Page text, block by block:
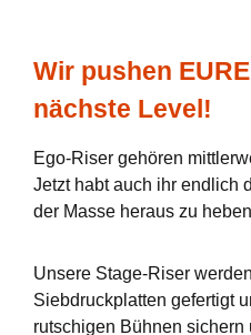
Wir pushen
nächste Level!
Ego-Riser gehören
Jetzt habt auch ihr endlich
der Masse heraus zu
Unsere Stage-Riser
Siebdruckplatten gefertigt
rutschigen Bühnen